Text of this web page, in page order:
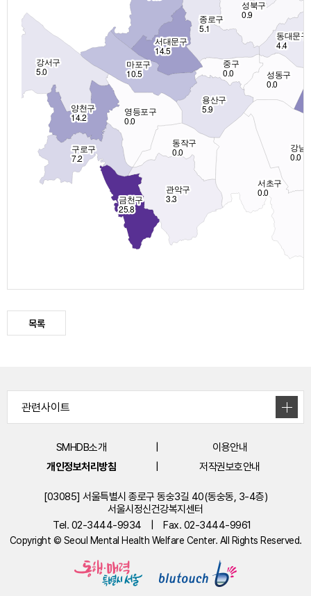
목록
SMHDB소개
이용안내
개인정보처리방침
저작권보호안내
[03085] 서울특별시 종로구 동숭3길 40(동숭동, 3-4층)
서울시정신건강복지센터
Tel. 02-3444-9934
Fax. 02-3444-9961
Copyright © Seoul Mental Health Welfare Center. All Rights Reserved.